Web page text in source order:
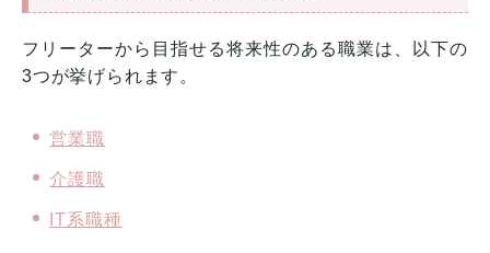
フリーターから目指せる将来性のある職業は、以下の
3つが挙げられます。
営業職
介護職
IT系職種